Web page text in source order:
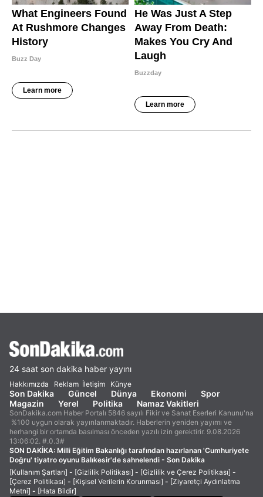
24 saat son dakika haber yayını
Hakkımızda Reklam İletişim Künye
Son Dakika Güncel Dünya Ekonomi
Spor
Magazin
Yerel Politika Namaz Vakitleri
SonDakika.com Haber Portalı 5846 sayılı Fikir ve Sanat Eserleri Kanunu'na
%100 uygun olarak yayınlanmaktadır. Haberlerin yeniden yayımı ve
herhangi bir ortamda basılması önceden yazılı izin gerektirir. 9.08.2026
13:06:02. #.0.3#
SON DAKİKA: Milli Eğitim Bakanlığı tarafından hazırlanan 'Cumhuriyete
Doğru' tiyatro oyunu Balıkesir'de sahnelendi - Son Dakika
[Kullanım Şartları] - [Gizlilik Politikası] - [Gizlilik ve Çerez Politikası] -
[Çerez Politikası] - [Kişisel Verilerin Korunması] - [Ziyaretçi Aydınlatma
Metni] - [Hata Bildir]